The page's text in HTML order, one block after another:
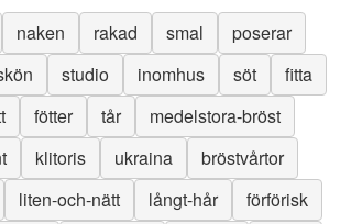
naken rakad smal
poserar
studio inomhus söt
fitta
fötter tår
medelstora-bröst
klitoris ukraina
bröstvårtor
liten-och-nätt långt-hår
förförisk